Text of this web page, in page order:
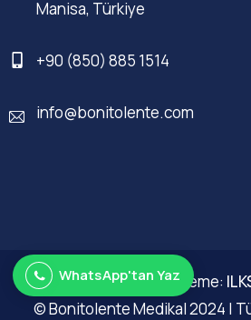
Manisa, Türkiye
+90 (850) 885 1514
info@bonitolente.com
Web Düzenleme:
© Bonitolente Medikal 2024 |
WhatsApp'tan Yaz